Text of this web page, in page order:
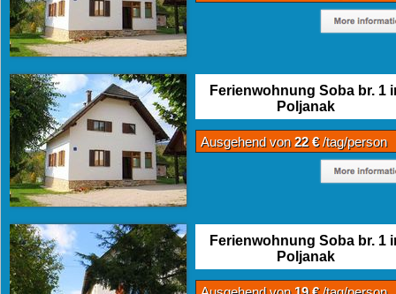
Ferienwohnung Soba br. 1
Poljanak
Ausgehend von22 €/tag/person
Ferienwohnung Soba br. 1
Poljanak